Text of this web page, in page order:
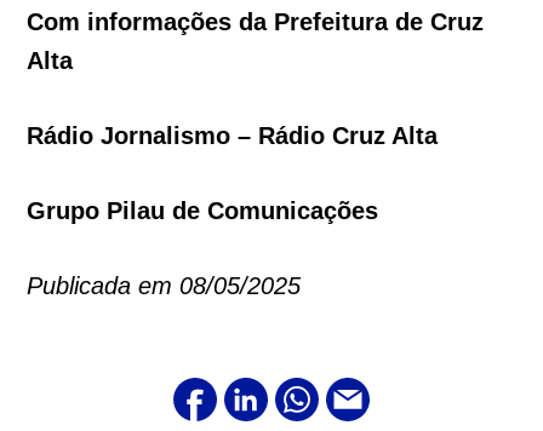
Com informações da Prefeitura de Cruz
Alta
Rádio Jornalismo – Rádio Cruz Alta
Grupo Pilau de Comunicações
Publicada em 08/05/2025